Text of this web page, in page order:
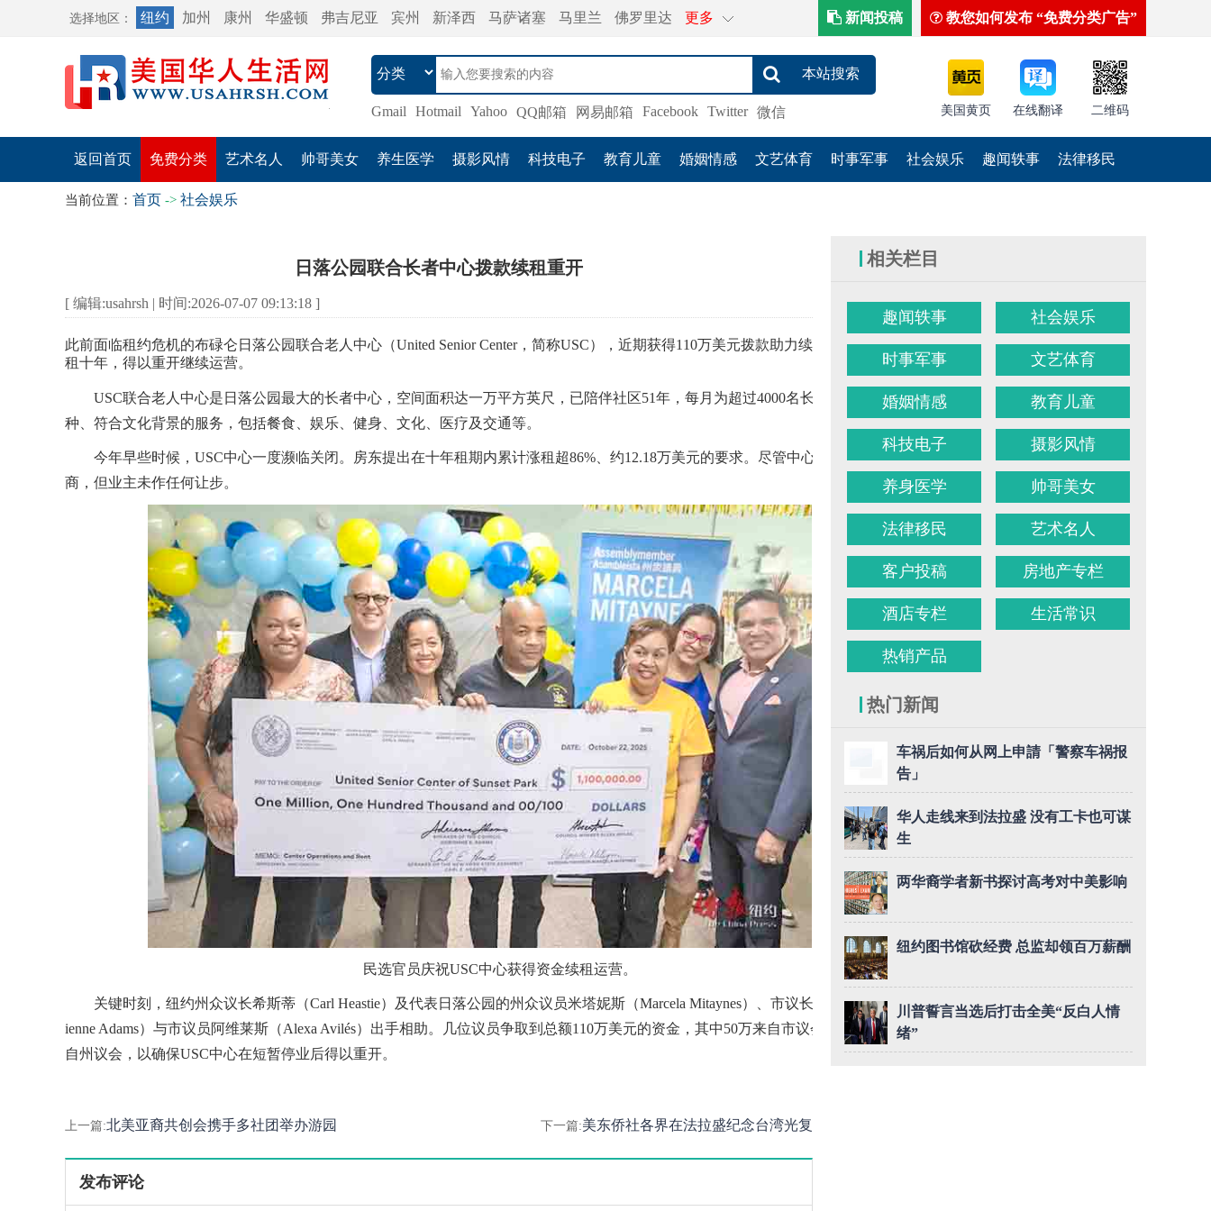
选择地区： 纽约 加州 康州 华盛顿 弗吉尼亚 宾州 新泽西 马萨诸塞 马里兰 佛罗里达 更多 教您如何发布 “免费分类广告”
新闻投稿
Gmail Hotmail Yahoo QQ邮箱 网易邮箱 Facebook Twitter 微信 美国黄页 在线翻译 二维码
返回首页 免费分类 艺术名人 帅哥美女 养生医学 摄影风情 科技电子 教育儿童 婚姻情感 文艺体育 时事军事 社会娱乐 趣闻轶事 法律移民
当前位置： 首页 -> 社会娱乐
日落公园联合长者中心拨款续租重开
[ 编辑:usahrsh | 时间:2026-07-07 09:13:18 ]
此前面临租约危机的布碌仑日落公园联合老人中心（United Senior Center，简称USC），近期获得110万美元拨款助力续
租十年，得以重开继续运营。
USC联合老人中心是日落公园最大的长者中心，空间面积达一万平方英尺，已陪伴社区51年，每月为超过4000名长者提供多语
种、符合文化背景的服务，包括餐食、娱乐、健身、文化、医疗及交通等。
今年早些时候，USC中心一度濒临关闭。房东提出在十年租期内累计涨租超86%、约12.18万美元的要求。尽管中心方面积极协
商，但业主未作任何让步。
民选官员庆祝USC中心获得资金续租运营。
关键时刻，纽约州众议长希斯蒂（Carl Heastie）及代表日落公园的州众议员米塔妮斯（Marcela Mitaynes）、市议长欧德思（Adr
ienne Adams）与市议员阿维莱斯（Alexa Avilés）出手相助。几位议员争取到总额110万美元的资金，其中50万来自市议会，60万来
自州议会，以确保USC中心在短暂停业后得以重开。
上一篇:北美亚裔共创会携手多社团举办游园 下一篇:美东侨社各界在法拉盛纪念台湾光复
发布评论
相关栏目
趣闻轶事 社会娱乐
时事军事 文艺体育
婚姻情感 教育儿童
科技电子 摄影风情
养身医学 帅哥美女
法律移民 艺术名人
客户投稿 房地产专栏
酒店专栏 生活常识
热销产品
热门新闻
车祸后如何从网上申請「警察车祸报
告」
华人走线来到法拉盛 没有工卡也可谋
生
两华裔学者新书探讨高考对中美影响
纽约图书馆砍经费 总监却领百万薪酬
川普誓言当选后打击全美“反白人情
绪”